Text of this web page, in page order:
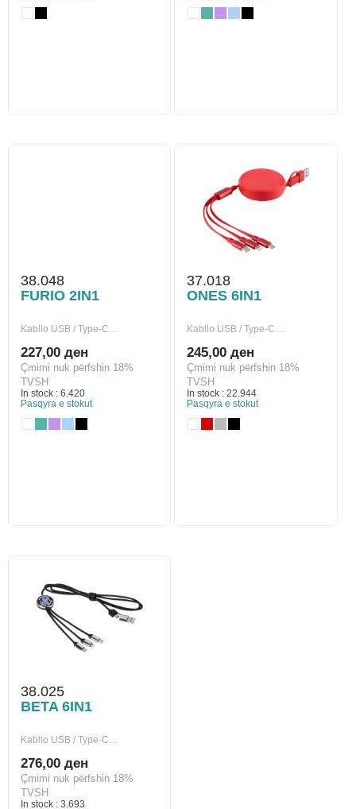
38.048
FURIO 2IN1
Kabllo USB / Type-C…
227,00 ден
Çmimi nuk përfshin 18%
TVSH
In stock : 6.420
Pasqyra e stokut
37.018
ONES 6IN1
Kabllo USB / Type-C…
245,00 ден
Çmimi nuk përfshin 18%
TVSH
In stock : 22.944
Pasqyra e stokut
38.025
BETA 6IN1
Kabllo USB / Type-C…
276,00 ден
Çmimi nuk përfshin 18%
TVSH
In stock : 3.693